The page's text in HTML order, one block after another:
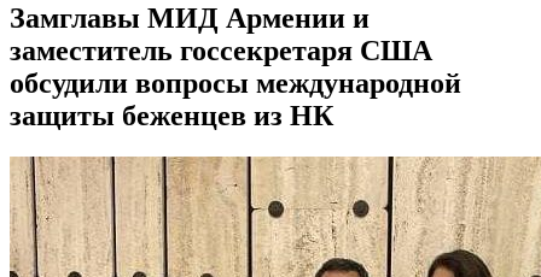
Замглавы МИД Армении и
заместитель госсекретаря США
обсудили вопросы международной
защиты беженцев из НК